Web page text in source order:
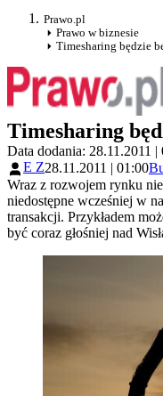
Prawo.pl
Prawo w biznesie
Timesharing będzie
Timesharing
Data dodania: 28.11.2011 |
E Z28.11.2011 | 01:00
Wraz z rozwojem rynku
niedostępne wcześniej w
transakcji. Przykładem
być coraz głośniej nad